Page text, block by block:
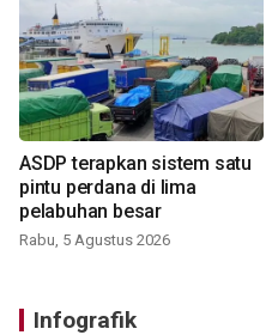
ASDP terapkan sistem satu
pintu perdana di lima
pelabuhan besar
Rabu, 5 Agustus 2026
Infografik